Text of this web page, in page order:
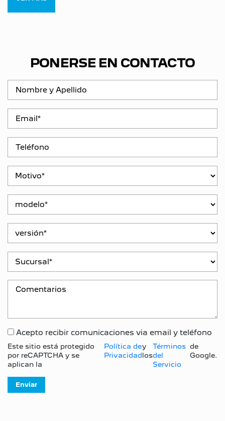
PONERSE EN CONTACTO
Acepto recibir comunicaciones via email y teléfono
Este sitio está protegido
por reCAPTCHA y se
aplican la
Política de
Privacidad
y
los
Términos
del
Servicio
de
Google.
Enviar